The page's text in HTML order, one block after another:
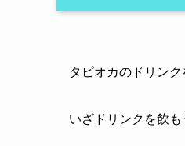
タピオカのドリン
いざドリンクを飲